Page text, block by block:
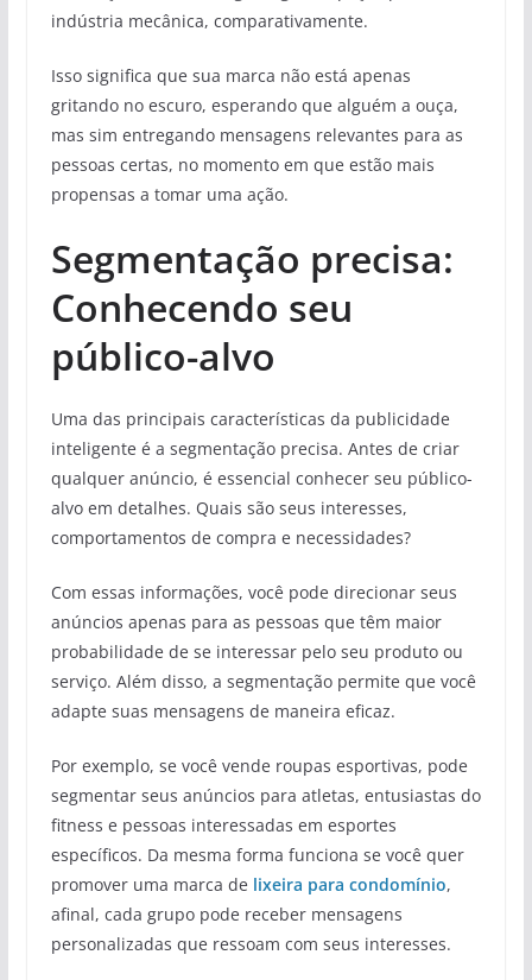
indústria mecânica, comparativamente.
Isso significa que sua marca não está apenas
gritando no escuro, esperando que alguém a ouça,
mas sim entregando mensagens relevantes para as
pessoas certas, no momento em que estão mais
propensas a tomar uma ação.
Segmentação precisa:
Conhecendo seu
público-alvo
Uma das principais características da publicidade
inteligente é a segmentação precisa. Antes de criar
qualquer anúncio, é essencial conhecer seu público-
alvo em detalhes. Quais são seus interesses,
comportamentos de compra e necessidades?
Com essas informações, você pode direcionar seus
anúncios apenas para as pessoas que têm maior
probabilidade de se interessar pelo seu produto ou
serviço. Além disso, a segmentação permite que você
adapte suas mensagens de maneira eficaz.
Por exemplo, se você vende roupas esportivas, pode
segmentar seus anúncios para atletas, entusiastas do
fitness e pessoas interessadas em esportes
específicos. Da mesma forma funciona se você quer
promover uma marca de lixeira para condomínio,
afinal, cada grupo pode receber mensagens
personalizadas que ressoam com seus interesses.